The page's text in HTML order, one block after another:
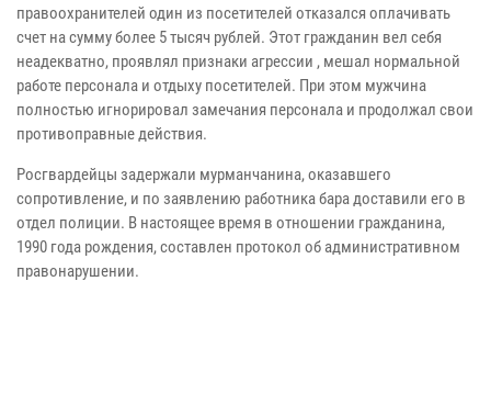
правоохранителей один из посетителей отказался оплачивать
счет на сумму более 5 тысяч рублей. Этот гражданин вел себя
неадекватно, проявлял признаки агрессии , мешал нормальной
работе персонала и отдыху посетителей. При этом мужчина
полностью игнорировал замечания персонала и продолжал свои
противоправные действия.
Росгвардейцы задержали мурманчанина, оказавшего
сопротивление, и по заявлению работника бара доставили его в
отдел полиции. В настоящее время в отношении гражданина,
1990 года рождения, составлен протокол об административном
правонарушении.